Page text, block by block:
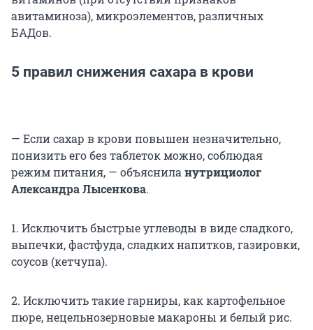
авитаминоза), микроэлементов, различных
БАДов.
5 правил снижения сахара в крови
— Если сахар в крови повышен незначительно,
понизить его без таблеток можно, соблюдая
режим питания, — объясниланутрициолог
Александра Лысенкова.
1. Исключить быстрые углеводы в виде сладкого,
выпечки, фастфуда, сладких напитков, газировки,
соусов (кетчупа).
2. Исключить такие гарниры, как картофельное
пюре, нецельнозерновые макароны и белый рис.